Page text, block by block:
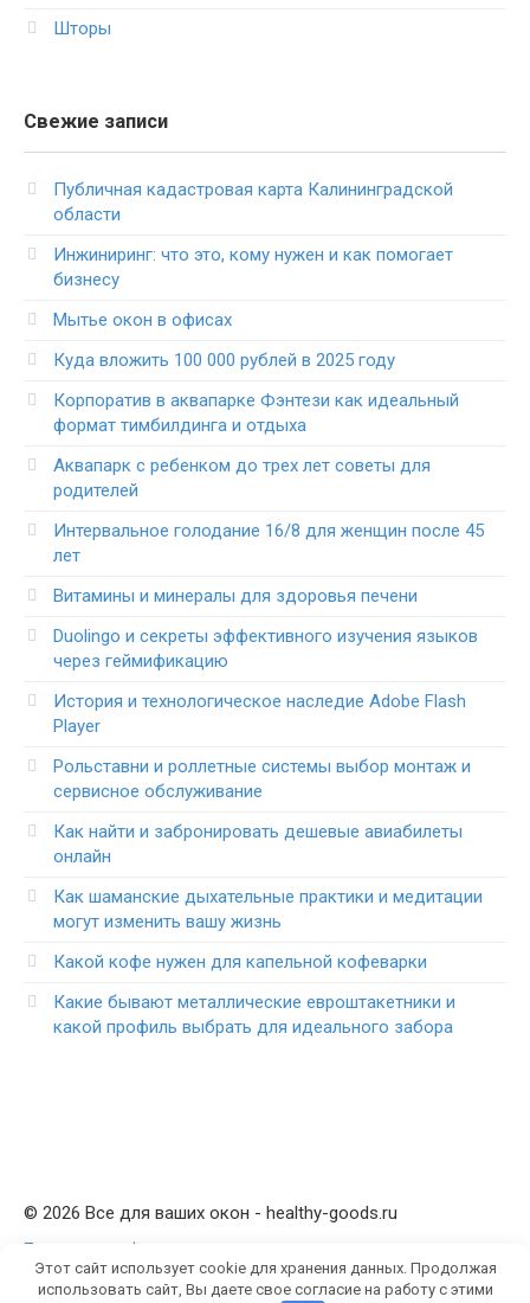
Шторы
Свежие записи
Публичная кадастровая карта Калининградской
области
Инжиниринг: что это, кому нужен и как помогает
бизнесу
Мытье окон в офисах
Куда вложить 100 000 рублей в 2025 году
Корпоратив в аквапарке Фэнтези как идеальный
формат тимбилдинга и отдыха
Аквапарк с ребенком до трех лет советы для
родителей
Интервальное голодание 16/8 для женщин после 45
лет
Витамины и минералы для здоровья печени
Duolingo и секреты эффективного изучения языков
через геймификацию
История и технологическое наследие Adobe Flash
Player
Рольставни и роллетные системы выбор монтаж и
сервисное обслуживание
Как найти и забронировать дешевые авиабилеты
онлайн
Как шаманские дыхательные практики и медитации
могут изменить вашу жизнь
Какой кофе нужен для капельной кофеварки
Какие бывают металлические евроштакетники и
какой профиль выбрать для идеального забора
© 2026 Все для ваших окон - healthy-goods.ru
Политика конфиденциальности
Этот сайт использует cookie для хранения данных. Продолжая
использовать сайт, Вы даете свое согласие на работу с этими